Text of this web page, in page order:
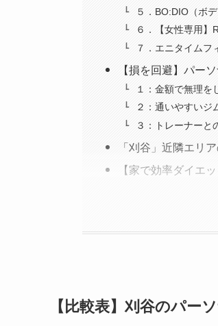
５．BO:DIO（ボ
６．【女性専用】
７．エニタイムフ
【損を回避】パー
１：金額で無理を
２：通いやすいジ
３：トレーナーと
「刈谷」近隣エリ
【家で効率ダイエ
【比較表】刈谷のパー